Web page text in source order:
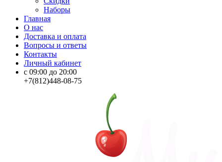
Наборы
Главная
О нас
Доставка и оплата
Вопросы и ответы
Контакты
Личный кабинет
с 09:00 до 20:00
+7(812)448-08-75